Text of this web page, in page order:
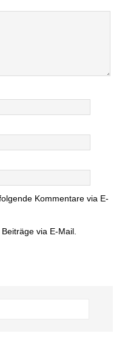
Kommentare via E-
via E-Mail.